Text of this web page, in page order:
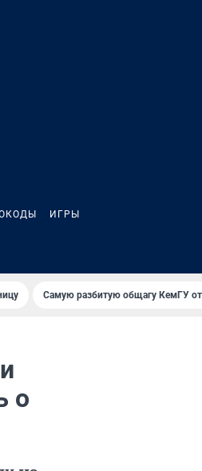
ИГРЫ
Самую разбитую общагу КемГУ
о